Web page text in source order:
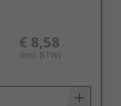
€ 8,58
(incl. BTW)